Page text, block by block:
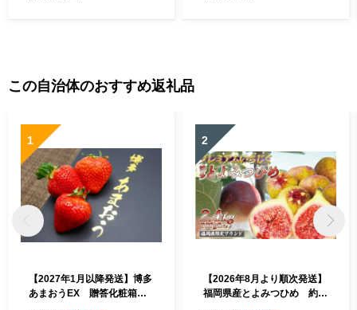
この自治体のおすすめ返礼品
1
【2027年1月以降発送】博多
あまおうEX 贈答化粧箱入2
2
【2026年8月より順次発送】
福岡県産とよみつひめ 約3